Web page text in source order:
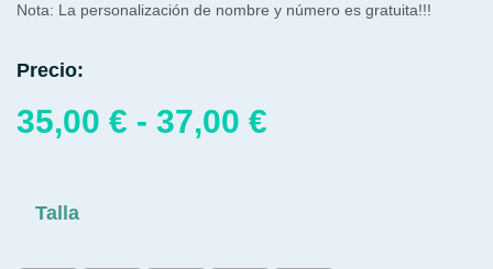
Nota: La personalización de nombre y número es gratuita!!!
Precio:
35,00 € - 37,00 €
Talla